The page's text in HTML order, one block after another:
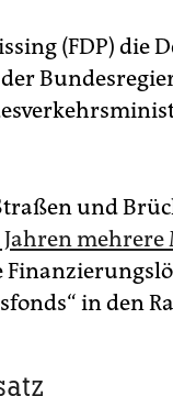
(FDP) die
und
in den